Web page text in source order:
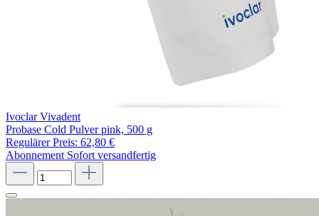
Ivoclar Vivadent
Probase Cold Pulver pink, 500 g
Regulärer Preis: 62,80 €
Abonnement Sofort versandfertig